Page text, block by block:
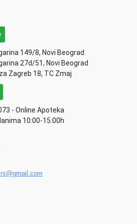
149/8, Novi Beograd
27d/51, Novi Beograd
Zagreb 18, TC Zmaj
- Online Apoteka
10:00-15:00h